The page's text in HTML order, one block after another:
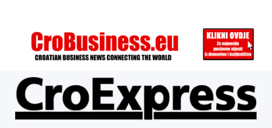
ÜBER UNS